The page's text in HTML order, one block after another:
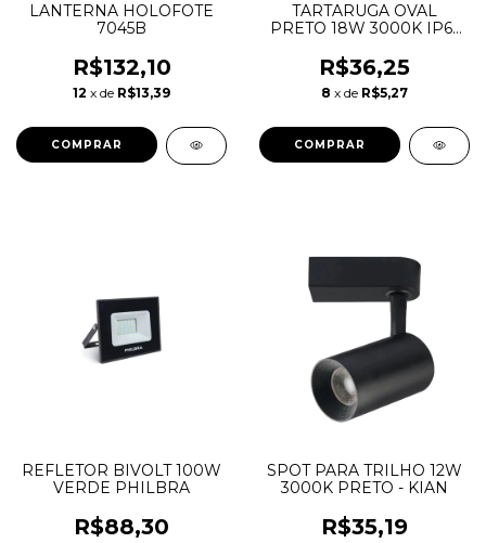
LANTERNA HOLOFOTE
7045B
R$132,10
12 x de R$13,39
TARTARUGA OVAL
PRETO 18W 3000K IP65
R$36,25
8 x de R$5,27
REFLETOR BIVOLT 100W
VERDE PHILBRA
R$88,30
SPOT PARA TRILHO 12W
3000K PRETO - KIAN
R$35,19